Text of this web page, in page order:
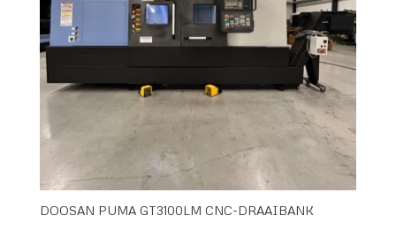
DOOSAN PUMA GT3100LM CNC-DRAAIBANK